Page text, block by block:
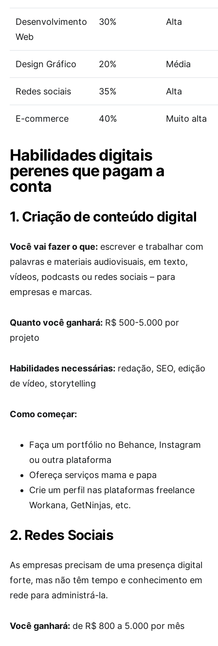
Desenvolvimento
Web
30% Alta
Design Gráfico 20% Média
Redes sociais 35% Alta
E-commerce 40% Muito alta
Habilidades digitais
perenes que pagam a
conta
1. Criação de conteúdo digital
Você vai fazer o que: escrever e trabalhar com
palavras e materiais audiovisuais, em texto,
vídeos, podcasts ou redes sociais – para
empresas e marcas.
Quanto você ganhará: R$ 500-5.000 por
projeto
Habilidades necessárias: redação, SEO, edição
de vídeo, storytelling
Como começar:
Faça um portfólio no Behance, Instagram
ou outra plataforma
Ofereça serviços mama e papa
Crie um perfil nas plataformas freelance
Workana, GetNinjas, etc.
2. Redes Sociais
As empresas precisam de uma presença digital
forte, mas não têm tempo e conhecimento em
rede para administrá-la.
Você ganhará: de R$ 800 a 5.000 por mês